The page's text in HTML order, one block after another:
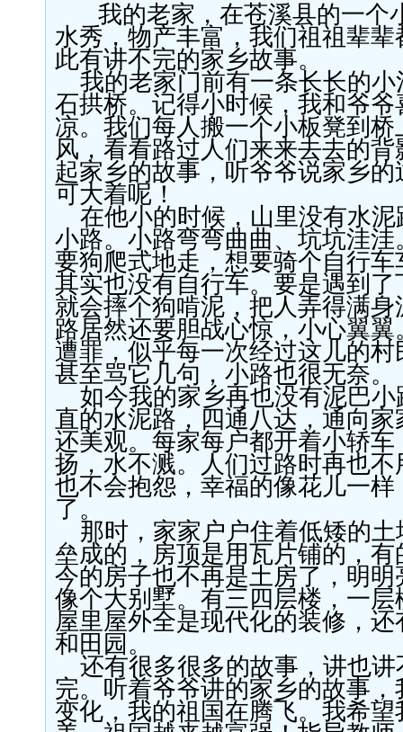
我的老家，在苍溪县的一个
水秀， 物产丰富， 我们祖祖 辈辈
此有讲不完的家乡故事。
我的老家门前有一条长长的
石拱桥。 记得小时候，我和爷爷
凉。我们每人搬一个小板凳到
风，看看路过人们来来去去的背
起家乡的故事，听爷爷说家乡的
可大着呢！
在他小的时候，山里没有水泥
小路。小路弯弯曲曲、 坑坑洼洼
要狗爬式地走， 想要骑个自行车
其实也没有自行车。 要是遇到了
就会摔个狗啃泥，把人弄得满身
路居然还要胆战心惊，小心翼翼
遭罪，似乎每一次经过这儿的
甚至骂它几句，小路也很无奈。
如今我的家乡再也没有泥巴小
直的水泥路， 四通八达，通向
还美观。 每家每户都开着小轿
扬，水不溅。人们过路时再也
也不会抱怨， 幸福的像花儿一样
了。
那时，家家户户住着低矮的土
垒成的，房顶是用瓦片铺的 ，
今的房子也不再是土房了 ， 明明
像个大别墅。有三四层楼，一
屋里屋外全是现代化的装修， 还
和田园。
还有很多很多的故事，讲也讲
完。听着爷爷讲的家乡的故事，
变化，我的祖国在腾飞。我希望